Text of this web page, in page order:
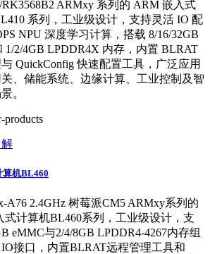
RK3568B2 ARMxy 系列的 ARM 嵌入式
系列，工业级设计，支持灵活 IO 配
NPU 深度学习计算，搭载 8/16/32GB
1/2/4GB LPDDR4X 内存，内置 BLRAT
QuickConfig 快速配置工具，广泛应用
、储能系统、边缘计算、工业控制及智
。
算机BL460
A76 2.4GHz 树莓派CM5 ARMxy系列的
式计算机BL460系列，工业级设计，支
eMMC与2/4/8GB LPDDR4-4267内存组
接口，内置BLRAT远程管理工具和